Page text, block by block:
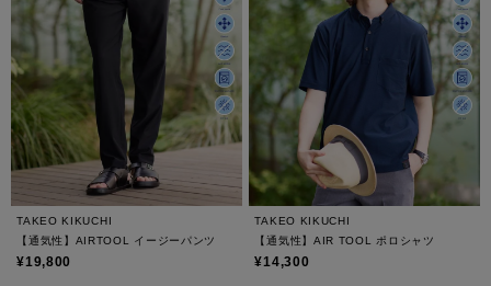
TAKEO KIKUCHI
【通気性】AIRTOOL イージーパンツ
¥19,800
TAKEO KIKUCHI
【通気性】AIR TOOL ポロシャツ
¥14,300